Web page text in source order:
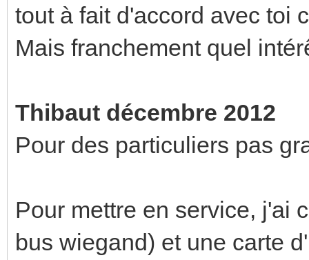
tout à fait d'accord avec toi
Mais franchement quel
Thibaut décembre 2012
Pour des particuliers pas
Pour mettre en service, j'ai
bus wiegand) et une carte